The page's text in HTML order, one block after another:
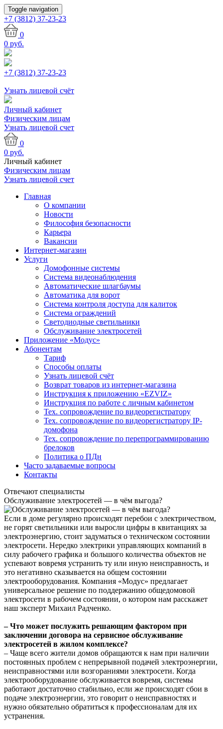
Toggle navigation
+7 (3812) 37-23-23
0
0 руб.
+7 (3812) 37-23-23
Узнать лицевой счёт
Личный кабинет
Физическим лицам
Узнать лицевой счет
0
0 руб.
Личный кабинет
Физическим лицам
Узнать лицевой счет
Главная
О компании
Новости
Философия безопасности
Карьера
Вакансии
Интернет-магазин
Услуги
Домофонные системы
Система видеонаблюдения
Автоматические шлагбаумы
Автоматика для ворот
Система контроля доступа для калиток
Система ограждений
Светодиодные светильники
Обслуживание электросетей
Приложение «Модус»
Абонентам
Тариф
Способы оплаты
Узнать лицевой счёт
Возврат товаров из интернет-магазина
Инструкция к приложению «EZVIZ»
Инструкция по работе с личным кабинетом
Тех. сопровождение по видеорегистратору
Тех. сопровождение по видеорегистратору IP-
домофона
Тех. сопровождение по перепрограммированию
брелоков
Политика о ПДн
Часто задаваемые вопросы
Контакты
Отвечают специалисты
Обслуживание электросетей — в чём выгода?
Если в доме регулярно происходят перебои с электричеством,
не горят светильники или выросли цифры в квитанциях за
электроэнергию, стоит задуматься о техническом состоянии
электросети. Нередко электрики управляющих компаний в
силу рабочего графика и большого количества объектов не
успевают вовремя устранить ту или иную неисправность, и
это негативно сказывается на общем состоянии
электрооборудования. Компания «Модус» предлагает
универсальное решение по поддержанию общедомовой
электросети в рабочем состоянии, о котором нам расскажет
наш эксперт Михаил Радченко.
– Что может послужить решающим фактором при
заключении договора на сервисное обслуживание
электросетей в жилом комплексе?
– Чаще всего жители домов обращаются к нам при наличии
постоянных проблем с непрерывной подачей электроэнергии,
неисправностями или возгораниями электросети. Когда
электрооборудование обслуживается вовремя, системы
работают достаточно стабильно, если же происходят сбои в
подаче электроэнергии, это говорит о неисправностях и
нужно обязательно обратиться к профессионалам для их
устранения.